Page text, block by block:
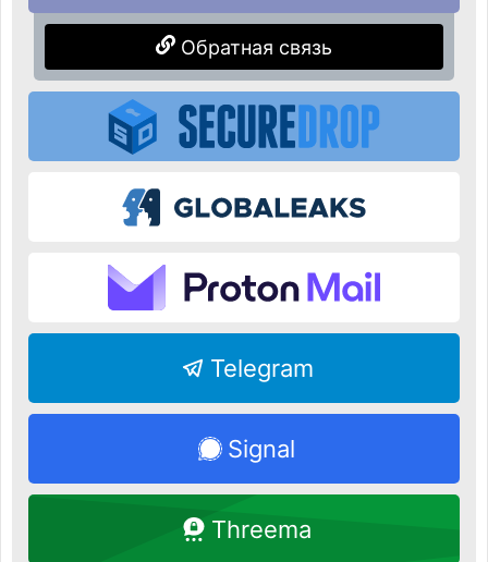
Обратная связь
Telegram
Signal
Threema